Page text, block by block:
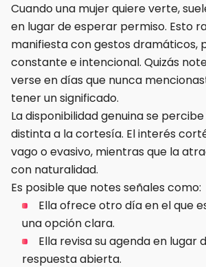
Cuando una mujer quiere verte,
en lugar de esperar permiso. Esto
manifiesta con gestos dramáticos,
constante e intencional. Quizás
verse en días que nunca
tener un significado.
La disponibilidad genuina se
distinta a la cortesía. El interés
vago o evasivo, mientras que la
con naturalidad.
Es posible que notes señales como:
Ella ofrece otro día en el que
una opción clara.
Ella revisa su agenda en lugar
respuesta abierta.